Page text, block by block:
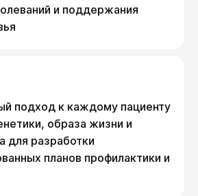
и поддержания
подход к каждому пациенту
образа жизни и
для разработки
планов профилактики и